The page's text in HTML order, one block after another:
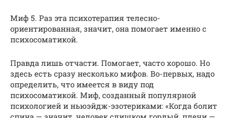
Миф 5. Раз эта психотерапия телесно-
ориентированная, значит, она помогает именно с
психосоматикой.
Правда лишь отчасти. Помогает, часто хорошо. Но
здесь есть сразу несколько мифов. Во-первых, надо
определить, что имеется в виду под
психосоматикой. Миф, созданный популярной
психологией и ньюэйдж-эзотериками: «Когда болит